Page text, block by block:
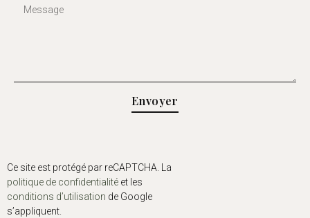
Envoyer
Ce site est protégé par reCAPTCHA. La
politique de confidentialité et les
conditions d’utilisation de Google
s’appliquent.